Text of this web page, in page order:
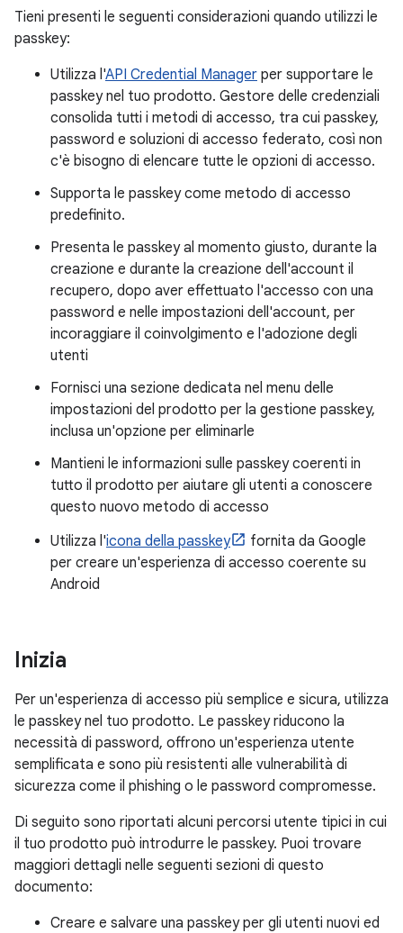
Tieni presenti le seguenti considerazioni quando utilizzi le
passkey:
Utilizza l'API Credential Manager per supportare le
passkey nel tuo prodotto. Gestore delle credenziali
consolida tutti i metodi di accesso, tra cui passkey,
password e soluzioni di accesso federato, così non
c'è bisogno di elencare tutte le opzioni di accesso.
Supporta le passkey come metodo di accesso
predefinito.
Presenta le passkey al momento giusto, durante la
creazione e durante la creazione dell'account il
recupero, dopo aver effettuato l'accesso con una
password e nelle impostazioni dell'account, per
incoraggiare il coinvolgimento e l'adozione degli
utenti
Fornisci una sezione dedicata nel menu delle
impostazioni del prodotto per la gestione passkey,
inclusa un'opzione per eliminarle
Mantieni le informazioni sulle passkey coerenti in
tutto il prodotto per aiutare gli utenti a conoscere
questo nuovo metodo di accesso
Utilizza l'icona della passkey
fornita da Google
per creare un'esperienza di accesso coerente su
Android
Inizia
Per un'esperienza di accesso più semplice e sicura, utilizza
le passkey nel tuo prodotto. Le passkey riducono la
necessità di password, offrono un'esperienza utente
semplificata e sono più resistenti alle vulnerabilità di
sicurezza come il phishing o le password compromesse.
Di seguito sono riportati alcuni percorsi utente tipici in cui
il tuo prodotto può introdurre le passkey. Puoi trovare
maggiori dettagli nelle seguenti sezioni di questo
documento:
Creare e salvare una passkey per gli utenti nuovi ed